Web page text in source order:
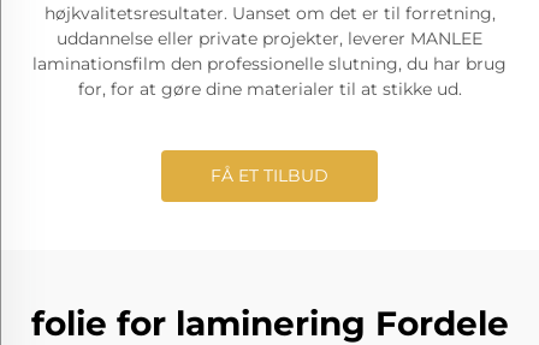
højkvalitetsresultater. Uanset om det er til forretning,
uddannelse eller private projekter, leverer MANLEE
laminationsfilm den professionelle slutning, du har brug
for, for at gøre dine materialer til at stikke ud.
FÅ ET TILBUD
folie for laminering Fordele